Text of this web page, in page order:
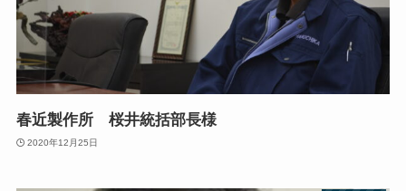
春近製作所 桜井統括部長様
2020年12月25日